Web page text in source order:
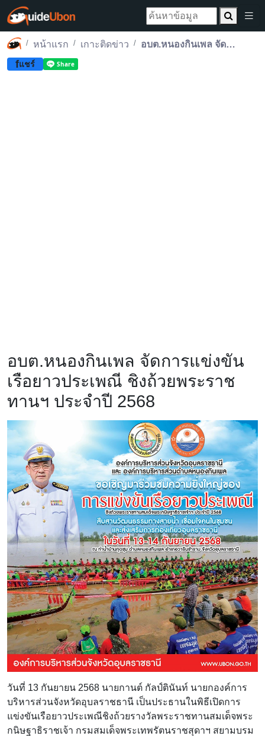
หน้าแรก เกาะติดข่าว อบต.หนองกินเพล จัดการแข่งขันเรือยาวประเพณี ชิงถ้วยพระราชทานฯ ประจำปี 2568
fแชร์
อบต.หนองกินเพล จัดการแข่งขัน
เรือยาวประเพณี ชิงถ้วยพระราช
ทานฯ ประจำปี 2568
วันที่ 13 กันยายน 2568 นายกานต์ กัลป์ตินันท์ นายกองค์การ
บริหารส่วนจังหวัดอุบลราชธานี เป็นประธานในพิธีเปิดการ
แข่งขันเรือยาวประเพณีชิงถ้วยรางวัลพระราชทานสมเด็จพระ
กนิษฐาธิราชเจ้า กรมสมเด็จพระเทพรัตนราชสุดาฯ สยามบรม